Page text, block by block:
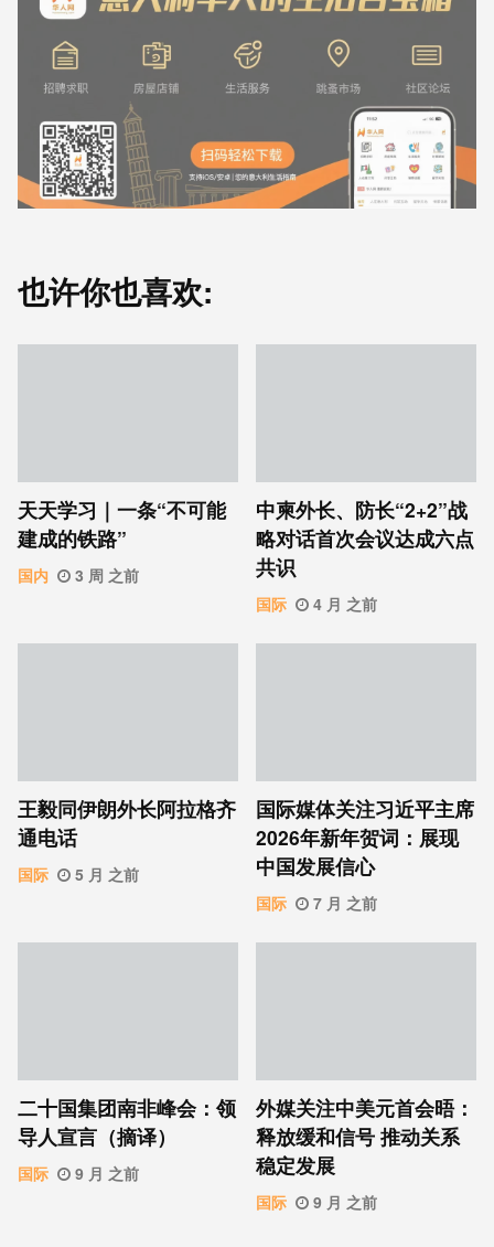
也许你也喜欢:
天天学习｜一条“不可能
建成的铁路”
国内 3 周 之前
中柬外长、防长“2+2”战
略对话首次会议达成六点
共识
国际 4 月 之前
王毅同伊朗外长阿拉格齐
通电话
国际 5 月 之前
国际媒体关注习近平主席
2026年新年贺词：展现
中国发展信心
国际 7 月 之前
二十国集团南非峰会：领
导人宣言（摘译）
国际 9 月 之前
外媒关注中美元首会晤：
释放缓和信号 推动关系
稳定发展
国际 9 月 之前